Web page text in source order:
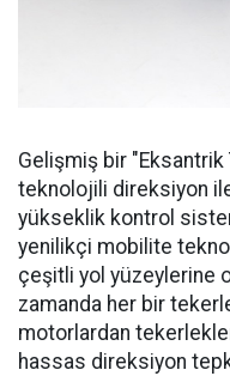
Gelişmiş bir
teknolojili direksiyon
yükseklik kontrol
yenilikçi mobilite
çeşitli yol yüzeylerine
zamanda her bir
motorlardan
hassas direksiyon